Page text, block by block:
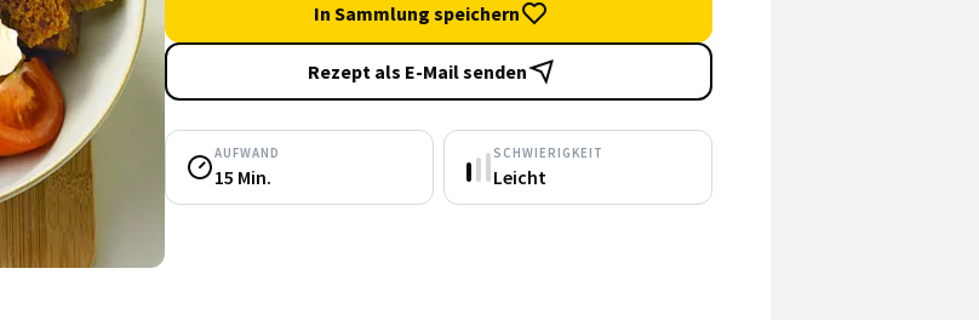
In Sammlung speichern
Rezept als E-Mail senden
AUFWAND
15 Min.
SCHWIERIGKEIT
Leicht